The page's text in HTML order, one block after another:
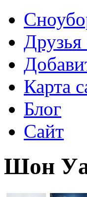
Друзья
Карта
Блог
Сайт
Шон